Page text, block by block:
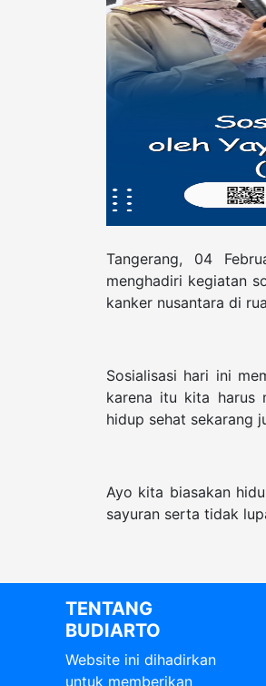
Tangerang, 04
menghadiri kegiatan
kanker nusantara di
Sosialisasi hari ini
karena itu kita harus
hidup sehat sekarang
Ayo kita biasakan
sayuran serta tidak
TENTANG
BUDIARTO
Website ini dihadirkan
untuk memberikan